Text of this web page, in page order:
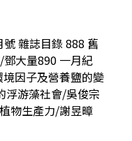
雜誌目錄 888 舊
大量890 一月紀
因子及營養鹽的變
浮游藻社會/吳俊宗
物生產力/謝昱暲